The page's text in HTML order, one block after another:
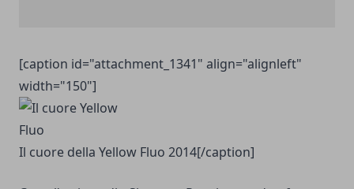
[caption id="attachment_1341" align="alignleft"
width="150"]
Il cuore della Yellow Fluo 2014[/caption]